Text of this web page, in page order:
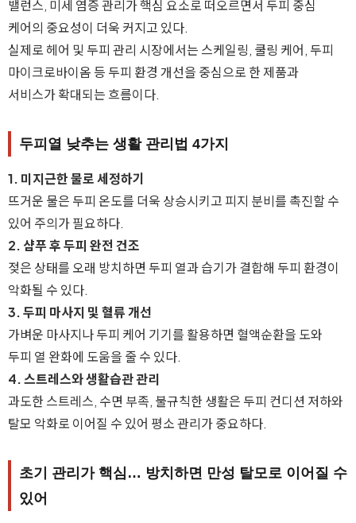
밸런스, 미세 염증 관리가 핵심 요소로 떠오르면서 두피 중심
케어의 중요성이 더욱 커지고 있다.
실제로 헤어 및 두피 관리 시장에서는 스케일링, 쿨링 케어, 두피
마이크로바이옴 등 두피 환경 개선을 중심으로 한 제품과
서비스가 확대되는 흐름이다.
두피열 낮추는 생활 관리법 4가지
1. 미지근한 물로 세정하기
뜨거운 물은 두피 온도를 더욱 상승시키고 피지 분비를 촉진할 수
있어 주의가 필요하다.
2. 샴푸 후 두피 완전 건조
젖은 상태를 오래 방치하면 두피 열과 습기가 결합해 두피 환경이
악화될 수 있다.
3. 두피 마사지 및 혈류 개선
가벼운 마사지나 두피 케어 기기를 활용하면 혈액순환을 도와
두피 열 완화에 도움을 줄 수 있다.
4. 스트레스와 생활습관 관리
과도한 스트레스, 수면 부족, 불규칙한 생활은 두피 컨디션 저하와
탈모 악화로 이어질 수 있어 평소 관리가 중요하다.
초기 관리가 핵심… 방치하면 만성 탈모로 이어질 수
있어